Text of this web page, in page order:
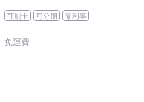
可刷卡 可分期 零利率
免運費